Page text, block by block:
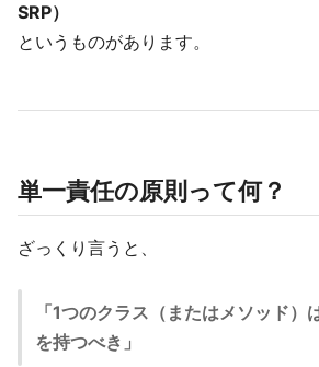
SRP）
というものがあります。
単一責任の原則って何？
ざっくり言うと、
「1つのクラス（またはメソッド）
を持つべき」